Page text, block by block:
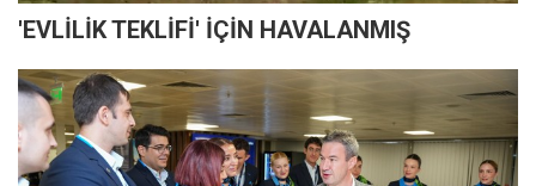
'EVLİLİK TEKLİFİ' İÇİN HAVALANMIŞ